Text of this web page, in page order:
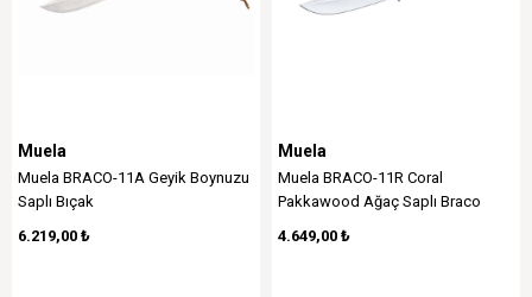
Muela
Muela BRACO-11A Geyik Boynuzu
Saplı Bıçak
6.219,00 ₺
Muela
Muela BRACO-11R Coral
Pakkawood Ağaç Saplı Braco
4.649,00 ₺